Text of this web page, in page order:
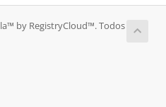
by RegistryCloud™. Todos